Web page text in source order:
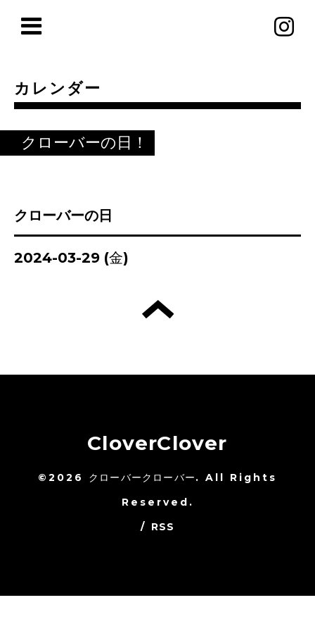
カレンダー
クローバーの日！
クローバーの日
2024-03-29 (金)
CloverClover
©2026 クローバークローバー. All Rights
Reserved.
/ RSS